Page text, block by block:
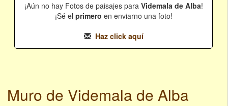
¡Aún no hay Fotos de paisajes para Videmala de Alba!
¡Sé el primero en enviarno una foto!
Haz click aquí
Muro de Videmala de Alba